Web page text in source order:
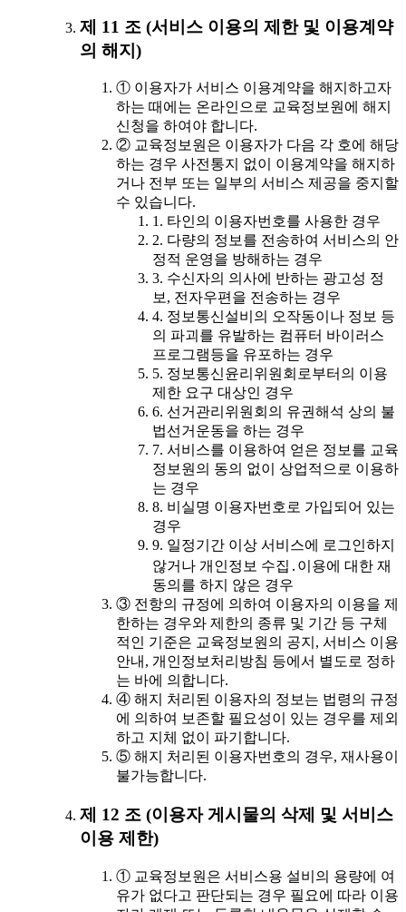
제 11 조 (서비스 이용의 제한 및 이용계약
의 해지)
① 이용자가 서비스 이용계약을 해지하고자
하는 때에는 온라인으로 교육정보원에 해지
신청을 하여야 합니다.
② 교육정보원은 이용자가 다음 각 호에 해당
하는 경우 사전통지 없이 이용계약을 해지하
거나 전부 또는 일부의 서비스 제공을 중지할
수 있습니다.
1. 타인의 이용자번호를 사용한 경우
2. 다량의 정보를 전송하여 서비스의 안
정적 운영을 방해하는 경우
3. 수신자의 의사에 반하는 광고성 정
보, 전자우편을 전송하는 경우
4. 정보통신설비의 오작동이나 정보 등
의 파괴를 유발하는 컴퓨터 바이러스
프로그램등을 유포하는 경우
5. 정보통신윤리위원회로부터의 이용
제한 요구 대상인 경우
6. 선거관리위원회의 유권해석 상의 불
법선거운동을 하는 경우
7. 서비스를 이용하여 얻은 정보를 교육
정보원의 동의 없이 상업적으로 이용하
는 경우
8. 비실명 이용자번호로 가입되어 있는
경우
9. 일정기간 이상 서비스에 로그인하지
않거나 개인정보 수집․이용에 대한 재
동의를 하지 않은 경우
③ 전항의 규정에 의하여 이용자의 이용을 제
한하는 경우와 제한의 종류 및 기간 등 구체
적인 기준은 교육정보원의 공지, 서비스 이용
안내, 개인정보처리방침 등에서 별도로 정하
는 바에 의합니다.
④ 해지 처리된 이용자의 정보는 법령의 규정
에 의하여 보존할 필요성이 있는 경우를 제외
하고 지체 없이 파기합니다.
⑤ 해지 처리된 이용자번호의 경우, 재사용이
불가능합니다.
제 12 조 (이용자 게시물의 삭제 및 서비스
이용 제한)
① 교육정보원은 서비스용 설비의 용량에 여
유가 없다고 판단되는 경우 필요에 따라 이용